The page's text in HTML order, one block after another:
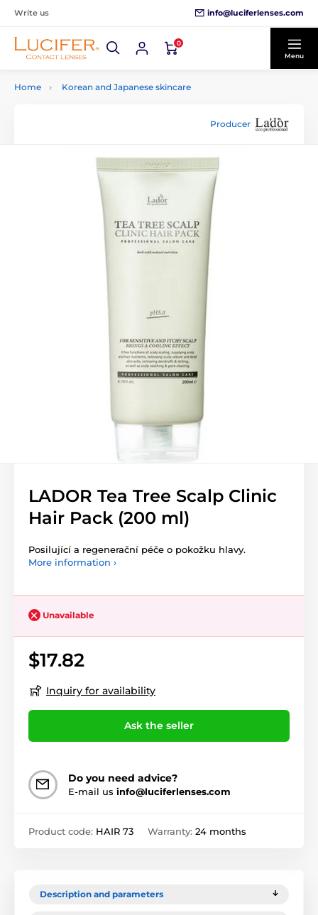
Write us info@luciferlenses.com
0
Menu
Home Korean and Japanese skincare
Producer
LADOR Tea Tree Scalp Clinic
Hair Pack (200 ml)
Posilující a regenerační péče o pokožku hlavy.
More information ›
Unavailable
$17.82
Inquiry for availability
Ask the seller
Do you need advice?
E-mail us info@luciferlenses.com
Product code: HAIR 73 Warranty: 24 months
Description and parameters